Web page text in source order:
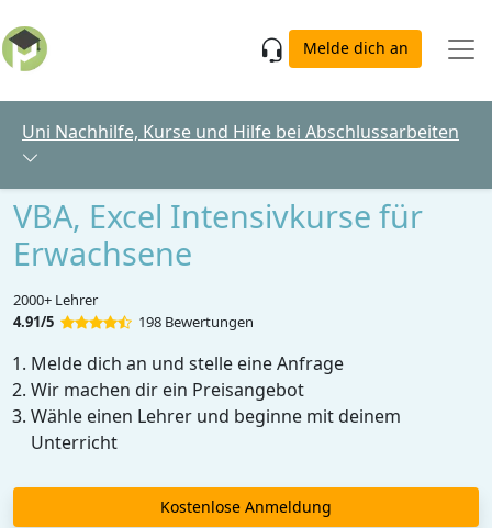
Melde dich an
Uni Nachhilfe, Kurse und Hilfe bei Abschlussarbeiten
VBA, Excel Intensivkurse für
Erwachsene
2000+ Lehrer
4.91/5
198 Bewertungen
Melde dich an und stelle eine Anfrage
Wir machen dir ein Preisangebot
Wähle einen Lehrer und beginne mit deinem
Unterricht
Kostenlose Anmeldung